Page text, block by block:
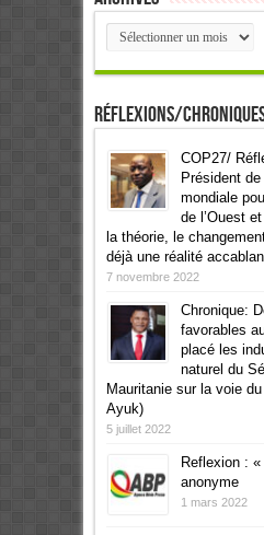
Archives
Réflexions/
COP27/
Président
mondiale
de l’Ouest
la théorie, le
déjà une réalité
7 novembre 2022
Chronique:
favorables
placé les
naturel du
Mauritanie sur la voie
Ayuk)
5 juillet 2022
Reflexion : «
anonyme
1 mars 2022